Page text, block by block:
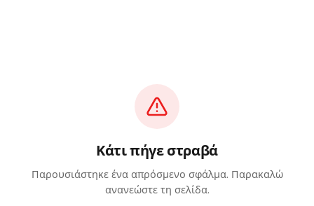
Κάτι πήγε στραβά
Παρουσιάστηκε ένα απρόσμενο σφάλμα. Παρακαλώ
ανανεώστε τη σελίδα.